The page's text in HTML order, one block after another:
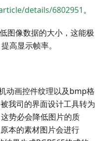
details/6802951。
图像数据的大小，这能极
高显示帧率。
动画控件纹理以及bmp格
我司的界面设计工具转为
势必会降低图片的质
本的素材图片会进行